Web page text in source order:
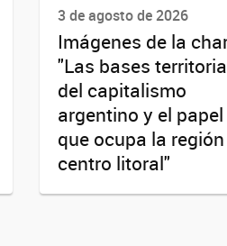
3 de agosto de 2026
Imágenes de la
"Las bases
del capitalismo
argentino y el papel
que ocupa la región
centro litoral"